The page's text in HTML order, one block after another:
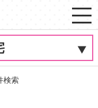
検索